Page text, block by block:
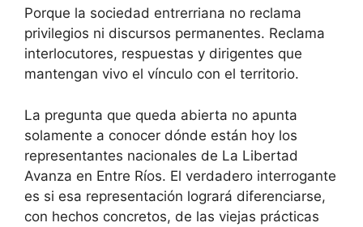
Porque la sociedad entrerriana no reclama
privilegios ni discursos permanentes. Reclama
interlocutores, respuestas y dirigentes que
mantengan vivo el vínculo con el territorio.
La pregunta que queda abierta no apunta
solamente a conocer dónde están hoy los
representantes nacionales de La Libertad
Avanza en Entre Ríos. El verdadero interrogante
es si esa representación logrará diferenciarse,
con hechos concretos, de las viejas prácticas